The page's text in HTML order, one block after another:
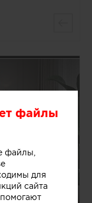
файлы
файлы,
для
сайта